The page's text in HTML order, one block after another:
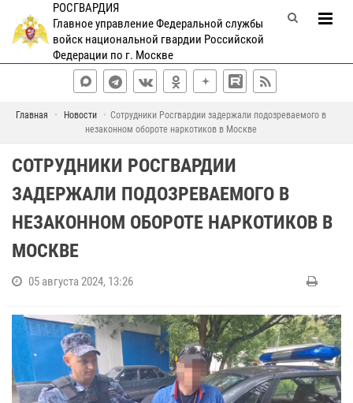
РОСГВАРДИЯ
Главное управление Федеральной службы
войск национальной гвардии Российской
Федерации по г. Москве
Главная Новости
Сотрудники Росгвардии задержали подозреваемого в
незаконном обороте наркотиков в Москве
СОТРУДНИКИ РОСГВАРДИИ
ЗАДЕРЖАЛИ ПОДОЗРЕВАЕМОГО В
НЕЗАКОННОМ ОБОРОТЕ НАРКОТИКОВ В
МОСКВЕ
05 августа 2024, 13:26